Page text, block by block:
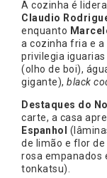
A cozinha é
Claudio
enquanto
a cozinha fria e a
privilegia
(olho de boi),
gigante), black
Destaques do
carte, a casa
Espanhol
de limão e flor de
rosa empanados
tonkatsu).